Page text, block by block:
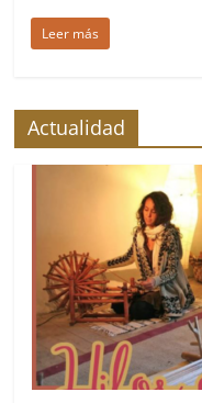
Leer más
Actualidad